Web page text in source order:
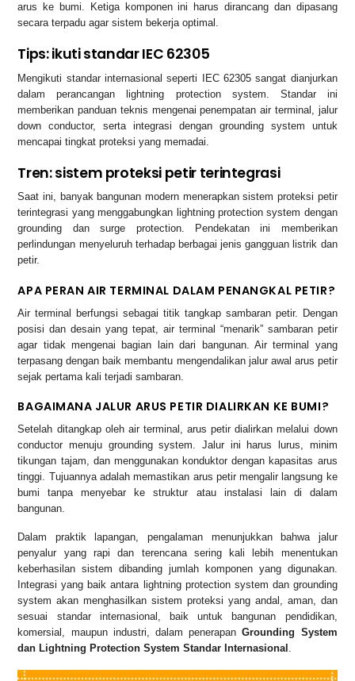
arus ke bumi. Ketiga komponen ini harus dirancang dan dipasang
secara terpadu agar sistem bekerja optimal.
Tips: ikuti standar IEC 62305
Mengikuti standar internasional seperti IEC 62305 sangat dianjurkan
dalam perancangan lightning protection system. Standar ini
memberikan panduan teknis mengenai penempatan air terminal, jalur
down conductor, serta integrasi dengan grounding system untuk
mencapai tingkat proteksi yang memadai.
Tren: sistem proteksi petir terintegrasi
Saat ini, banyak bangunan modern menerapkan sistem proteksi petir
terintegrasi yang menggabungkan lightning protection system dengan
grounding dan surge protection. Pendekatan ini memberikan
perlindungan menyeluruh terhadap berbagai jenis gangguan listrik dan
petir.
APA PERAN AIR TERMINAL DALAM PENANGKAL PETIR?
Air terminal berfungsi sebagai titik tangkap sambaran petir. Dengan
posisi dan desain yang tepat, air terminal “menarik” sambaran petir
agar tidak mengenai bagian lain dari bangunan. Air terminal yang
terpasang dengan baik membantu mengendalikan jalur awal arus petir
sejak pertama kali terjadi sambaran.
BAGAIMANA JALUR ARUS PETIR DIALIRKAN KE BUMI?
Setelah ditangkap oleh air terminal, arus petir dialirkan melalui down
conductor menuju grounding system. Jalur ini harus lurus, minim
tikungan tajam, dan menggunakan konduktor dengan kapasitas arus
tinggi. Tujuannya adalah memastikan arus petir mengalir langsung ke
bumi tanpa menyebar ke struktur atau instalasi lain di dalam
bangunan.
Dalam praktik lapangan, pengalaman menunjukkan bahwa jalur
penyalur yang rapi dan terencana sering kali lebih menentukan
keberhasilan sistem dibanding jumlah komponen yang digunakan.
Integrasi yang baik antara lightning protection system dan grounding
system akan menghasilkan sistem proteksi yang andal, aman, dan
sesuai standar internasional, baik untuk bangunan pendidikan,
komersial, maupun industri, dalam penerapanGrounding System
dan Lightning Protection System Standar Internasional .